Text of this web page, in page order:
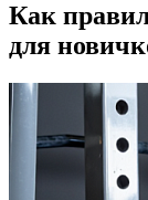
Как
для